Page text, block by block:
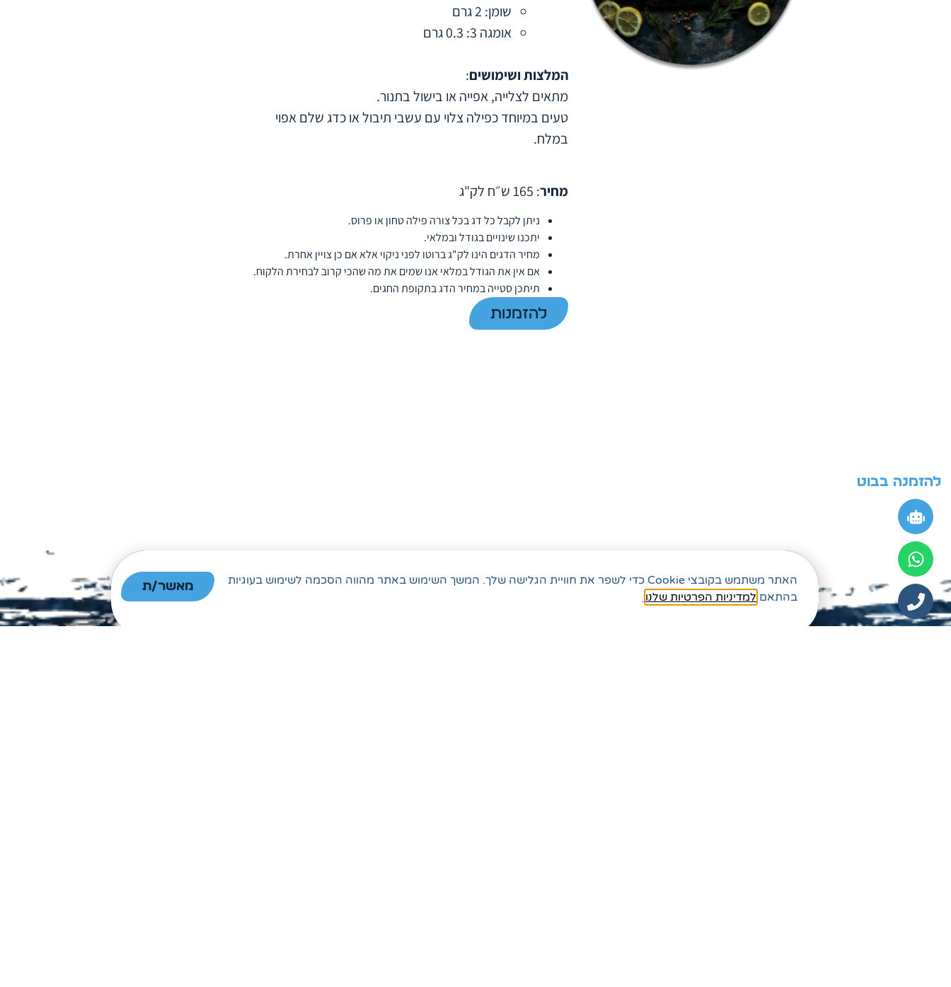
שומן: 2 גרם
אומגה 3: 0.3 גרם
המלצות ושימושים:
מתאים לצלייה, אפייה או בישול בתנור.
טעים במיוחד כפילה צלוי עם עשבי תיבול או כדג שלם אפוי
במלח.
מחיר: 165 ש״ח לק"ג
ניתן לקבל כל דג בכל צורה פילה טחון או פרוס.
יתכנו שינויים בגודל ובמלאי.
מחיר הדגים הינו לק"ג ברוטו לפני ניקוי אלא אם כן צויין אחרת.
אם אין את הגודל במלאי אנו שמים את מה שהכי קרוב לבחירת הלקוח.
תיתכן סטייה במחיר הדג בתקופת החגים.
להזמנות
להזמנה בבוט
האתר משתמש בקובצי Cookie כדי לשפר את חוויית הגלישה שלך. המשך השימוש באתר מהווה הסכמה לשימוש בעוגיות
בהתאם למדיניות הפרטיות שלנו
מאשר/ת